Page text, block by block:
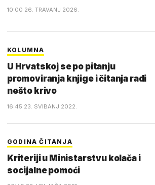
10:00 26. TRAVANJ 2026.
KOLUMNA
U Hrvatskoj se po pitanju
promoviranja knjige i čitanja radi
nešto krivo
16:45 23. SVIBANJ 2022.
GODINA ČITANJA
Kriteriji u Ministarstvu kolača i
socijalne pomoći